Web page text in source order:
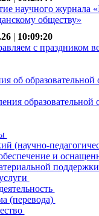
научного журнала
обществу»
| 10:09:20
с праздником
об образовательной
образовательной
(научно-
и
поддержки
(перевода)